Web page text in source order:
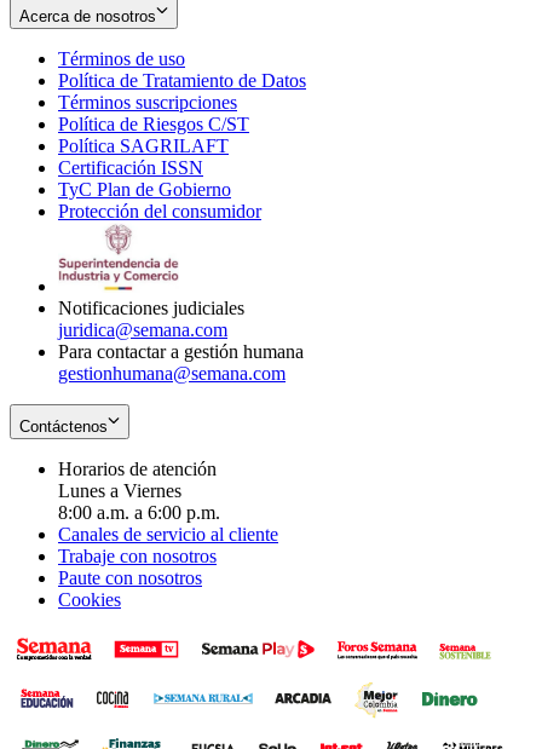
Acerca de nosotros
Términos de uso
in
new
window
Política de Tratamiento de Datos
Términos suscripciones
in
Política de Riesgos C/ST
Política SAGRILAFT
new
window
Certificación ISSN
in
new
TyC Plan de Gobierno
in
Protección del consumidorOpens
Notificaciones judiciales
juridica@semana.com
Para contactar a gestión humana
gestionhumana@semana.com
Contáctenos
Horarios de atención
Lunes a Viernes
8:00 a.m. a 6:00 p.m.
Canales de servicio al cliente
Trabaje con nosotros
Paute con nosotros
Cookies